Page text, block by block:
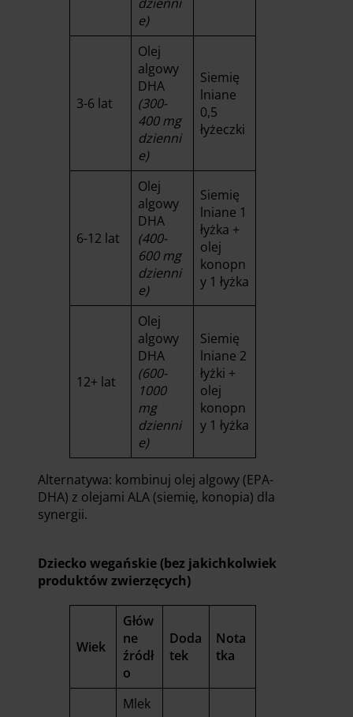
dzienni
e)
3-6 lat
Olej
algowy
DHA
(300-
400 mg
dzienni
e)
Siemię
lniane
0,5
łyżeczki
6-12 lat
Olej
algowy
DHA
(400-
600 mg
dzienni
e)
Siemię
lniane 1
łyżka +
olej
konopn
y 1 łyżka
12+ lat
Olej
algowy
DHA
(600-
1000
mg
dzienni
e)
Siemię
lniane 2
łyżki +
olej
konopn
y 1 łyżka
Alternatywa: kombinuj olej algowy (EPA-
DHA) z olejami ALA (siemię, konopia) dla
synergii.
Dziecko wegańskie (bez jakichkolwiek
produktów zwierzęcych)
Wiek
Głów
ne
źródł
o
Doda
tek
Nota
tka
Mlek